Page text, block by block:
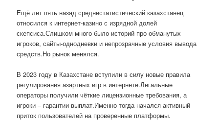
Ещё лет пять назад среднестатистический казахстанец
относился к интернет-казино с изрядной долей
скепсиса.Слишком много было историй про обманутых
игроков, сайты-однодневки и непрозрачные условия вывода
средств.Но рынок менялся.
В 2023 году в Казахстане вступили в силу новые правила
регулирования азартных игр в интернете.Легальные
операторы получили чёткие лицензионные требования, а
игроки – гарантии выплат.Именно тогда начался активный
приток пользователей на проверенные платформы.